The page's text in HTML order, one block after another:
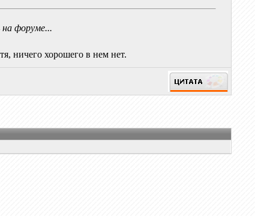
на форуме...
ничего хорошего в нем нет.